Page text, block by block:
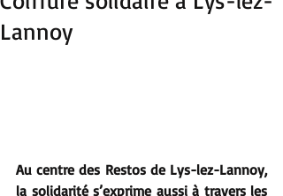
Lannoy
Au centre des Restos de Lys-lez-Lannoy,
la solidarité s’exprime aussi à travers les